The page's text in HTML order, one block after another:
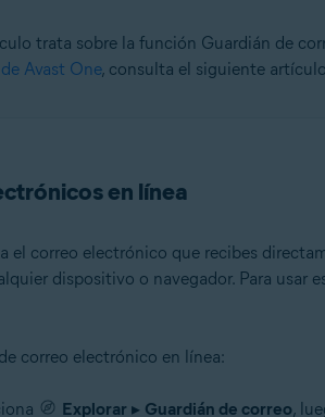
trata sobre la función Guardián de
Avast One, consulta el siguiente
en línea
el correo electrónico que recibes
dispositivo o navegador. Para usar
correo electrónico en línea:
Explorar ▸ Guardián de correo,